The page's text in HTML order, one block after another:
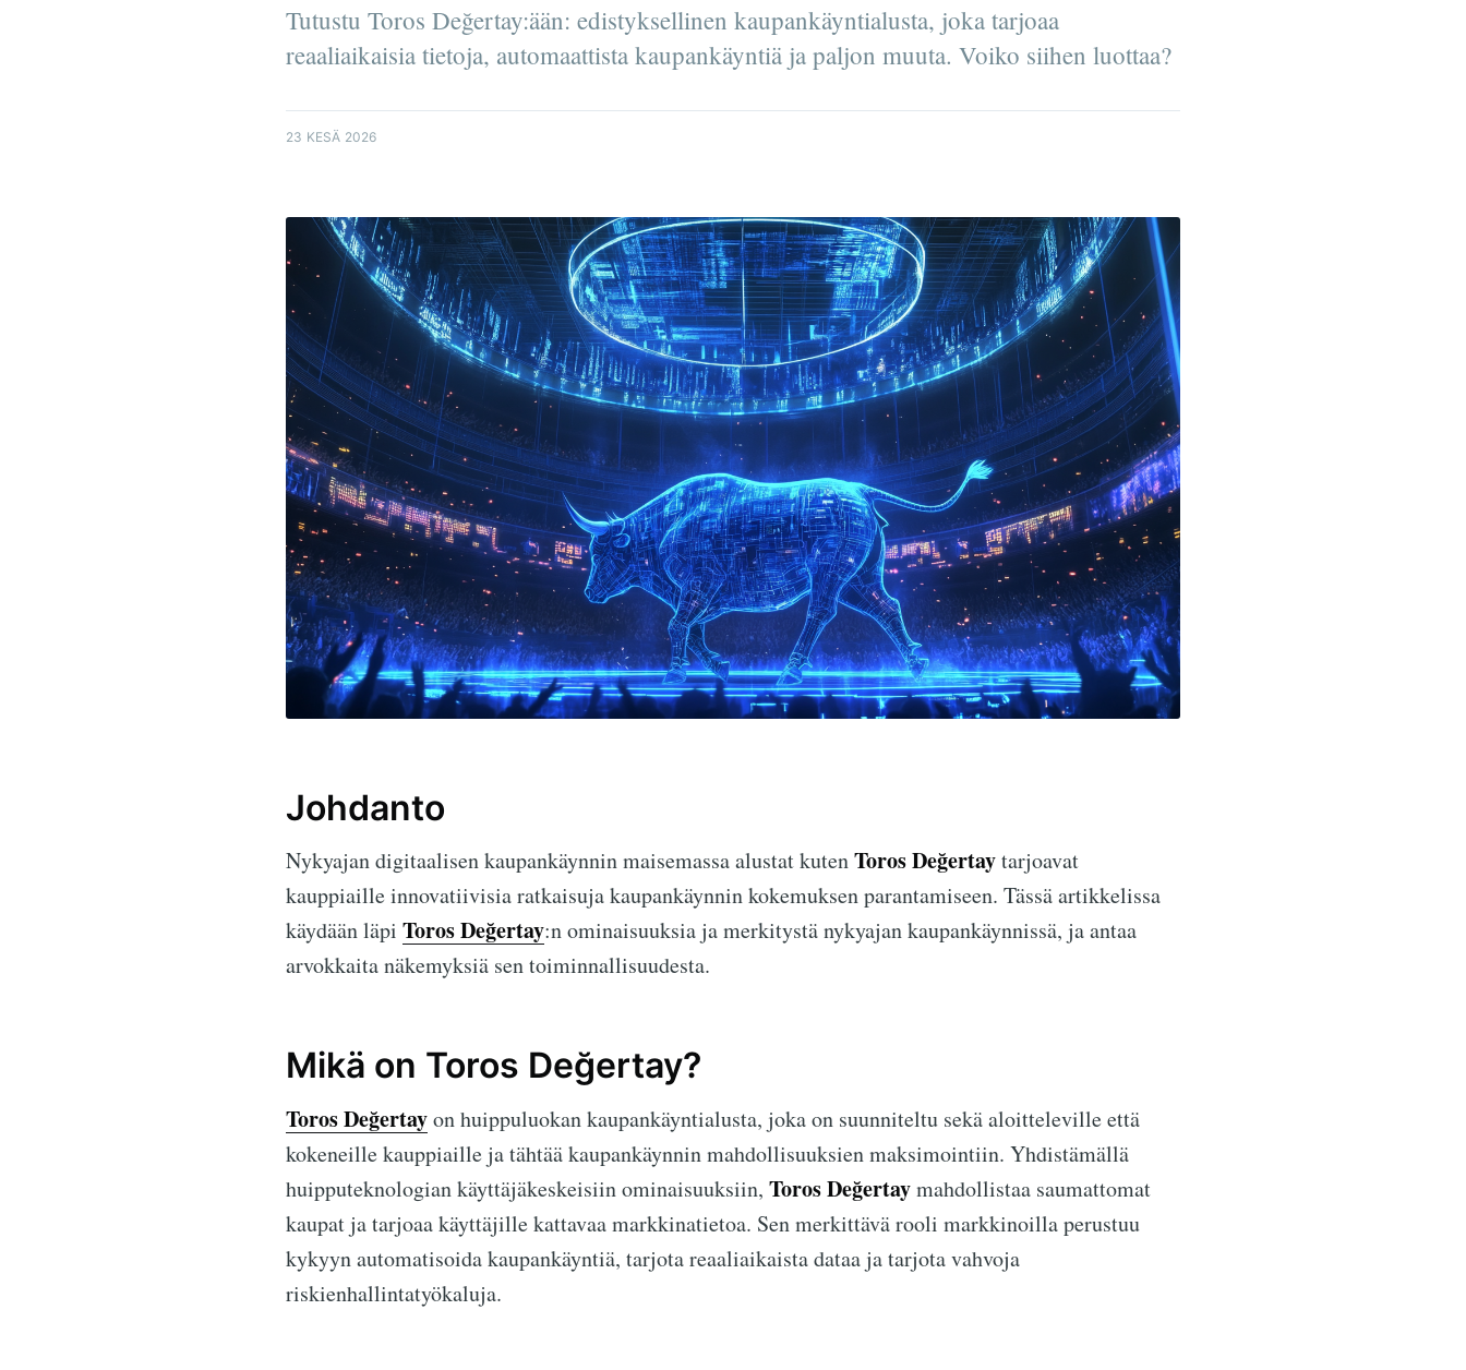
Tutustu Toros Değertay:ään: edistyksellinen kaupankäyntialusta, joka tarjoaa
reaaliaikaisia tietoja, automaattista kaupankäyntiä ja paljon muuta. Voiko siihen luottaa?
23 KESÄ 2026
Johdanto
Nykyajan digitaalisen kaupankäynnin maisemassa alustat kutenToros Değertaytarjoavat
kauppiaille innovatiivisia ratkaisuja kaupankäynnin kokemuksen parantamiseen. Tässä artikkelissa
käydään läpi Toros Değertay:n ominaisuuksia ja merkitystä nykyajan kaupankäynnissä, ja antaa
arvokkaita näkemyksiä sen toiminnallisuudesta.
Mikä on Toros Değertay?
Toros Değertayon huippuluokan kaupankäyntialusta, joka on suunniteltu sekä aloitteleville että
kokeneille kauppiaille ja tähtää kaupankäynnin mahdollisuuksien maksimointiin. Yhdistämällä
huipputeknologian käyttäjäkeskeisiin ominaisuuksiin, Toros Değertaymahdollistaa saumattomat
kaupat ja tarjoaa käyttäjille kattavaa markkinatietoa. Sen merkittävä rooli markkinoilla perustuu
kykyyn automatisoida kaupankäyntiä, tarjota reaaliaikaista dataa ja tarjota vahvoja
riskienhallintatyökaluja.